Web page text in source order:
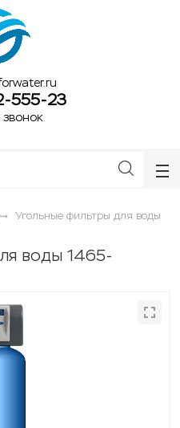
555-23
звонок
Угольные фильтры для воды
воды 1465-